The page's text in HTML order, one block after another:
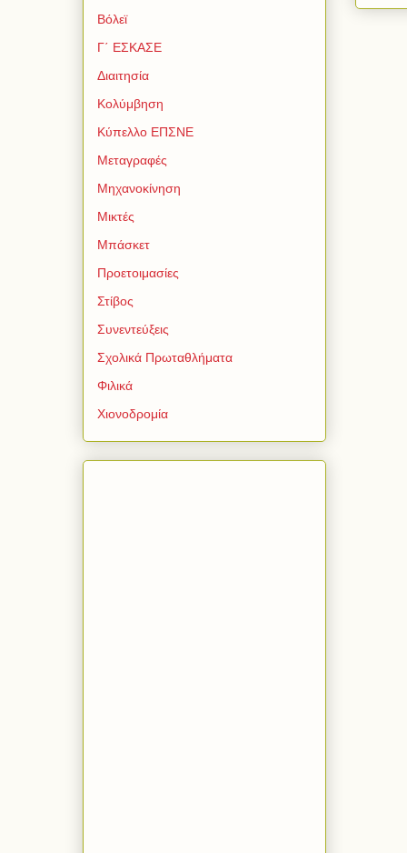
Βόλεϊ
Γ΄ ΕΣΚΑΣΕ
Διαιτησία
Κολύμβηση
Κύπελλο ΕΠΣΝΕ
Μεταγραφές
Μηχανοκίνηση
Μικτές
Μπάσκετ
Προετοιμασίες
Στίβος
Συνεντεύξεις
Σχολικά Πρωταθλήματα
Φιλικά
Χιονοδρομία